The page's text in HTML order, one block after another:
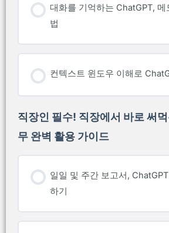
대화를 기억하는 ChatGPT, 메
법
컨텍스트 윈도우 이해로
직장인 필수! 직장에서 바로 써
무 완벽 활용 가이드
일일 및 주간 보고서,
하기